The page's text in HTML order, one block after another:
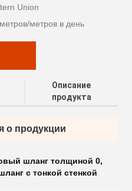
Union
метров в день
Описание
продукта
о продукции
шланг толщиной 0,
с тонкой стенкой